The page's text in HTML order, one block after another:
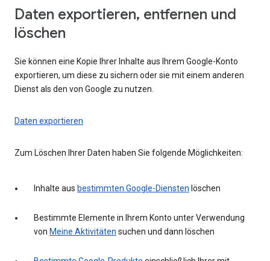
Daten exportieren, entfernen und
löschen
Sie können eine Kopie Ihrer Inhalte aus Ihrem Google-Konto
exportieren, um diese zu sichern oder sie mit einem anderen
Dienst als den von Google zu nutzen.
Daten exportieren
Zum Löschen Ihrer Daten haben Sie folgende Möglichkeiten:
Inhalte aus bestimmten Google-Diensten löschen
Bestimmte Elemente in Ihrem Konto unter Verwendung
von Meine Aktivitäten suchen und dann löschen